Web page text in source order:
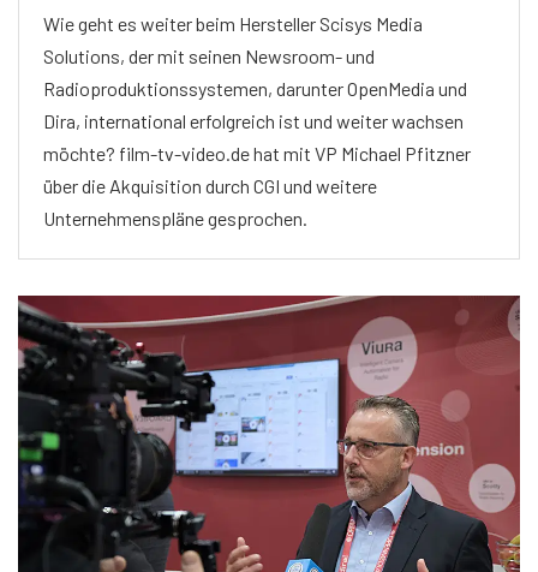
Wie geht es weiter beim Hersteller Scisys Media
Solutions, der mit seinen Newsroom- und
Radioproduktionssystemen, darunter OpenMedia und
Dira, international erfolgreich ist und weiter wachsen
möchte? film-tv-video.de hat mit VP Michael Pfitzner
über die Akquisition durch CGI und weitere
Unternehmenspläne gesprochen.